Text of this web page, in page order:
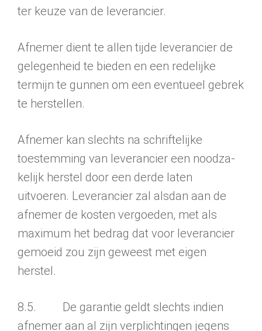
ter keuze van de leverancier.
Afnemer dient te allen tijde leverancier de
gelegenheid te bieden en een redelijke
termijn te gunnen om een eventueel gebrek
te herstellen.
Afnemer kan slechts na schriftelijke
toestemming van leverancier een noodza­
kelijk herstel door een derde laten
uitvoeren. Leverancier zal alsdan aan de
afnemer de kosten vergoeden, met als
maximum het bedrag dat voor leveran­cier
gemoeid zou zijn geweest met eigen
herstel.
8.5. De garantie geldt slechts indien
afnemer aan al zijn verplichtingen jegens